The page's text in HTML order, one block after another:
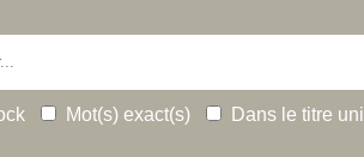
Mot(s) exact(s) Dans le titre